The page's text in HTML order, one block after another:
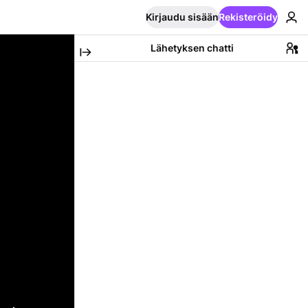
Kirjaudu sisäänRekisteröidy
Lähetyksen chatti